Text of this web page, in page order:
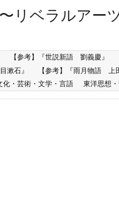
ベラルアー
【参考】『世説新語 劉義慶』
漱石』 【参考】『雨月物語 上
化・芸術・文学・言語 東洋思想